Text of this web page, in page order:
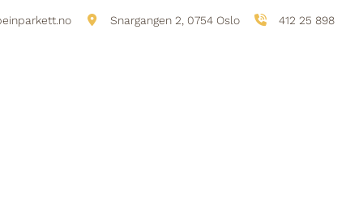
Snargangen 2, 0754 Oslo 412 25 898